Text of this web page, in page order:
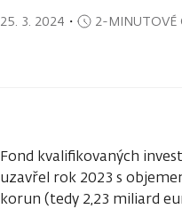
25. 3. 2024 ・ 2-MINUTOVÉ
Fond kvalifikovaných
uzavřel rok 2023 s
korun (tedy 2,23 miliard